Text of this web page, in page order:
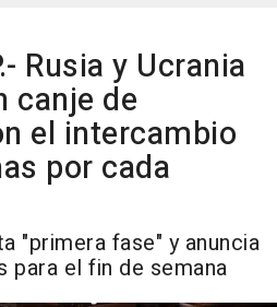
Rusia y Ucrania
canje de
el intercambio
por cada
"primera fase" y anuncia
para el fin de semana